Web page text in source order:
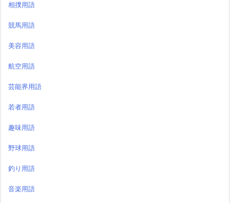
相撲用語
競馬用語
美容用語
航空用語
芸能界用語
若者用語
趣味用語
野球用語
釣り用語
音楽用語